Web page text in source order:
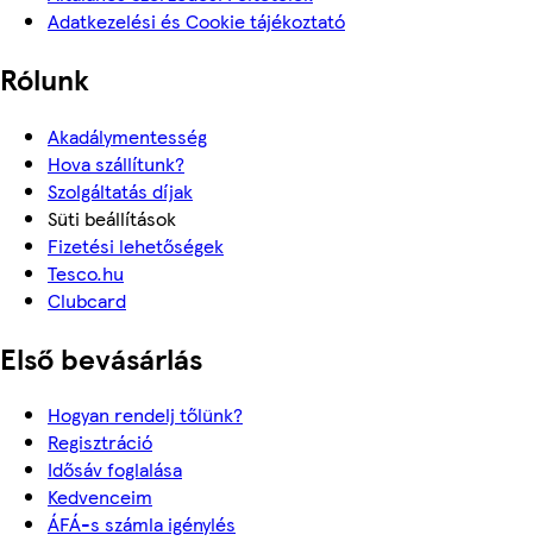
Adatkezelési és Cookie tájékoztató
Rólunk
Akadálymentesség
Hova szállítunk?
Szolgáltatás díjak
Süti beállítások
Fizetési lehetőségek
Tesco.hu
Clubcard
Első bevásárlás
Hogyan rendelj tőlünk?
Regisztráció
Idősáv foglalása
Kedvenceim
ÁFÁ-s számla igénylés